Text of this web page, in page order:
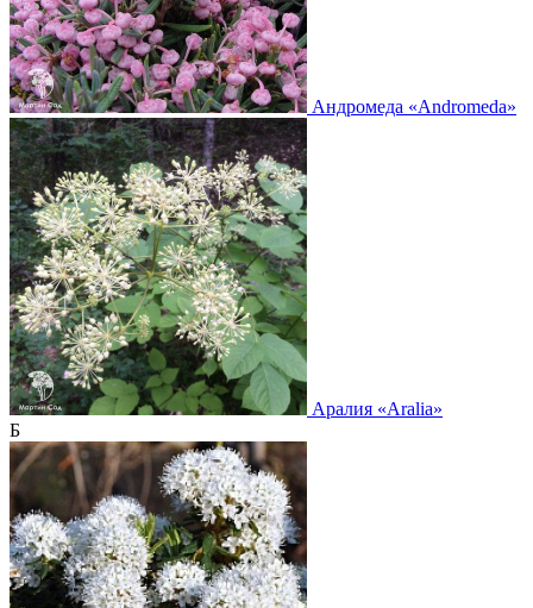
Андромеда «Andromeda»
Аралия «Aralia»
Б